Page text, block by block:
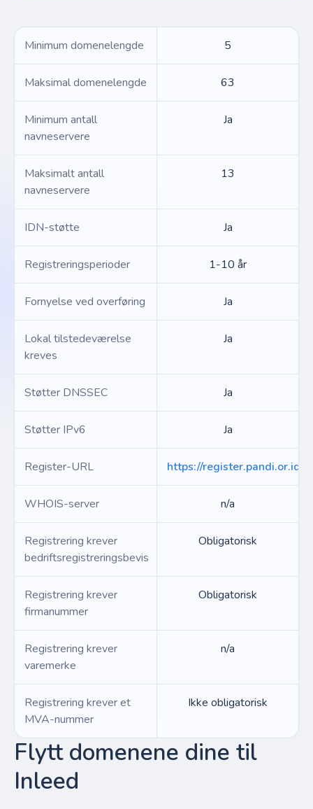
Minimum domenelengde 5
Maksimal domenelengde 63
Minimum antall
navneservere
Ja
Maksimalt antall
navneservere
13
IDN-støtte Ja
Registreringsperioder 1-10 år
Fornyelse ved overføring Ja
Lokal tilstedeværelse
kreves
Ja
Støtter DNSSEC Ja
Støtter IPv6 Ja
Register-URL https://register.pandi.or.id/
WHOIS-server n/a
Registrering krever
bedriftsregistreringsbevis
Obligatorisk
Registrering krever
firmanummer
Obligatorisk
Registrering krever
varemerke
n/a
Registrering krever et
MVA-nummer
Ikke obligatorisk
Flytt domenene dine til
Inleed